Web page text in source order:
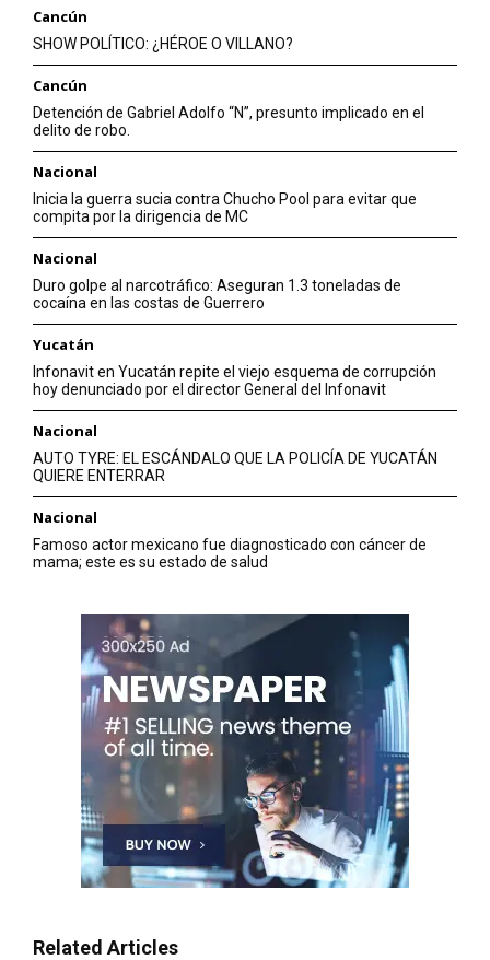
Cancún
SHOW POLÍTICO: ¿HÉROE O VILLANO?
Cancún
Detención de Gabriel Adolfo “N”, presunto implicado en el
delito de robo.
Nacional
Inicia la guerra sucia contra Chucho Pool para evitar que
compita por la dirigencia de MC
Nacional
Duro golpe al narcotráfico: Aseguran 1.3 toneladas de
cocaína en las costas de Guerrero
Yucatán
Infonavit en Yucatán repite el viejo esquema de corrupción
hoy denunciado por el director General del Infonavit
Nacional
AUTO TYRE: EL ESCÁNDALO QUE LA POLICÍA DE YUCATÁN
QUIERE ENTERRAR
Nacional
Famoso actor mexicano fue diagnosticado con cáncer de
mama; este es su estado de salud
Related Articles